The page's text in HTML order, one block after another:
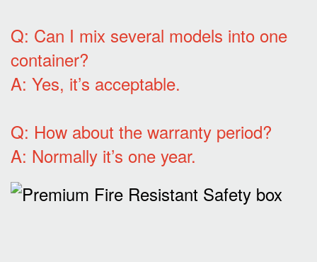
Q: Can I mix several models into one
container?
A: Yes, it’s acceptable.
Q: How about the warranty period?
A: Normally it’s one year.